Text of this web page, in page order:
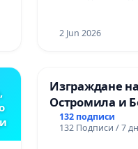
2 Jun 2026
Изграждане
Остромила и
132 подписи
132 Подписи / 7